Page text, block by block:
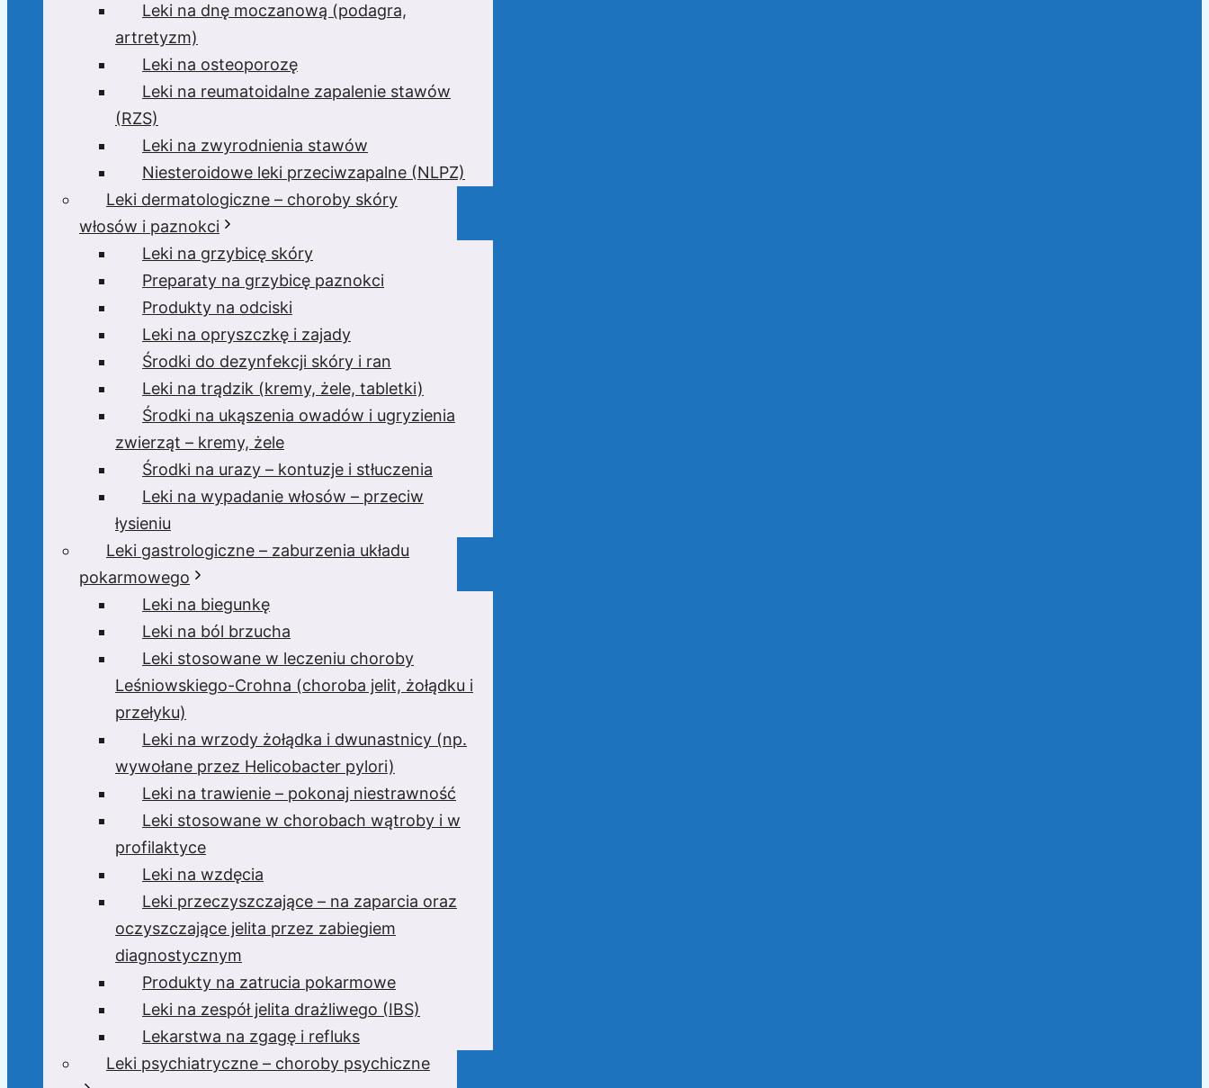
Leki na dnę moczanową (podagra,
artretyzm)
Leki na osteoporozę
Leki na reumatoidalne zapalenie stawów
(RZS)
Leki na zwyrodnienia stawów
Niesteroidowe leki przeciwzapalne (NLPZ)
Leki dermatologiczne – choroby skóry
włosów i paznokci
Leki na grzybicę skóry
Preparaty na grzybicę paznokci
Produkty na odciski
Leki na opryszczkę i zajady
Środki do dezynfekcji skóry i ran
Leki na trądzik (kremy, żele, tabletki)
Środki na ukąszenia owadów i ugryzienia
zwierząt – kremy, żele
Środki na urazy – kontuzje i stłuczenia
Leki na wypadanie włosów – przeciw
łysieniu
Leki gastrologiczne – zaburzenia układu
pokarmowego
Leki na biegunkę
Leki na ból brzucha
Leki stosowane w leczeniu choroby
Leśniowskiego-Crohna (choroba jelit, żołądku i
przełyku)
Leki na wrzody żołądka i dwunastnicy (np.
wywołane przez Helicobacter pylori)
Leki na trawienie – pokonaj niestrawność
Leki stosowane w chorobach wątroby i w
profilaktyce
Leki na wzdęcia
Leki przeczyszczające – na zaparcia oraz
oczyszczające jelita przez zabiegiem
diagnostycznym
Produkty na zatrucia pokarmowe
Leki na zespół jelita drażliwego (IBS)
Lekarstwa na zgagę i refluks
Leki psychiatryczne – choroby psychiczne